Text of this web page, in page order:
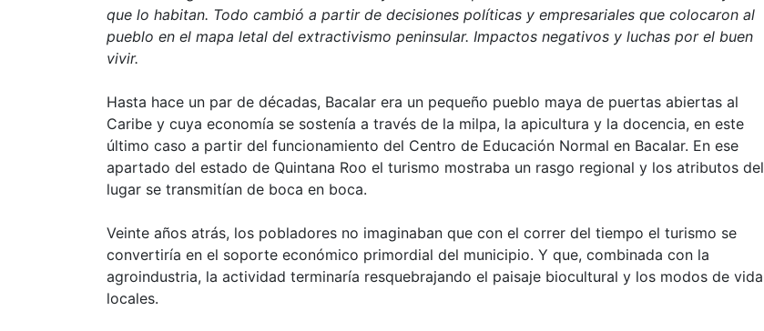
que lo habitan. Todo cambió a partir de decisiones políticas y empresariales que colocaron al
pueblo en el mapa letal del extractivismo peninsular. Impactos negativos y luchas por el buen
vivir.
Hasta hace un par de décadas, Bacalar era un pequeño pueblo maya de puertas abiertas al
Caribe y cuya economía se sostenía a través de la milpa, la apicultura y la docencia, en este
último caso a partir del funcionamiento del Centro de Educación Normal en Bacalar. En ese
apartado del estado de Quintana Roo el turismo mostraba un rasgo regional y los atributos del
lugar se transmitían de boca en boca.
Veinte años atrás, los pobladores no imaginaban que con el correr del tiempo el turismo se
convertiría en el soporte económico primordial del municipio. Y que, combinada con la
agroindustria, la actividad terminaría resquebrajando el paisaje biocultural y los modos de vida
locales.